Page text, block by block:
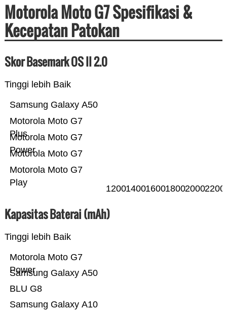
Motorola Moto G7 Spesifikasi &
Kecepatan Patokan
Skor Basemark OS II 2.0
Tinggi lebih Baik
Motorola Moto G7
Play
Motorola Moto G7
Motorola Moto G7
Power
Motorola Moto G7
Plus
Samsung Galaxy A50
120014001600180020002200
Kapasitas Baterai (mAh)
Tinggi lebih Baik
Samsung Galaxy A10
BLU G8
Samsung Galaxy A50
Motorola Moto G7
Power